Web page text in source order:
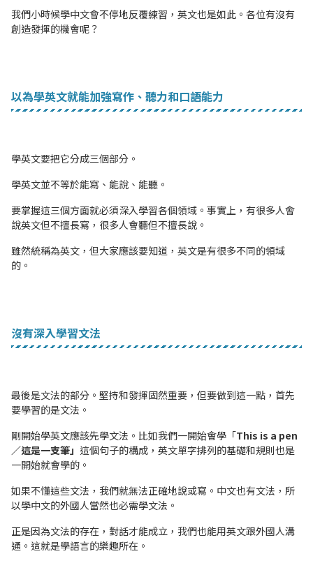
我們小時候學中文會不停地反覆練習，英文也是如此。各位有沒有
創造發揮的機會呢？
以為學英文就能加強寫作、聽力和口語能力
學英文要把它分成三個部分。
學英文並不等於能寫、能說、能聽。
要掌握這三個方面就必須深入學習各個領域。事實上，有很多人會
說英文但不擅長寫，很多人會聽但不擅長說。
雖然統稱為英文，但大家應該要知道，英文是有很多不同的領域
的。
沒有深入學習文法
最後是文法的部分。堅持和發揮固然重要，但要做到這一點，首先
要學習的是文法。
剛開始學英文應該先學文法。比如我們一開始會學「This is a pen
／這是一支筆」 這個句子的構成，英文單字排列的基礎和規則也是
一開始就會學的。
如果不懂這些文法，我們就無法正確地說或寫。中文也有文法，所
以學中文的外國人當然也必需學文法。
正是因為文法的存在，對話才能成立，我們也能用英文跟外國人溝
通。這就是學語言的樂趣所在。